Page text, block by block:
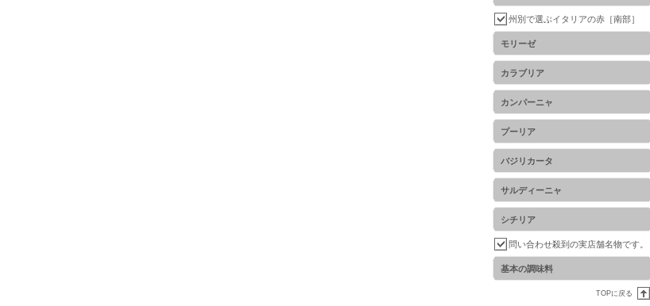
州別で選ぶイタリアの赤［南部］
モリーゼ
カラブリア
カンパーニャ
プーリア
バジリカータ
サルディーニャ
シチリア
問い合わせ殺到の実店舗名物です。
基本の調味料
TOPに戻る